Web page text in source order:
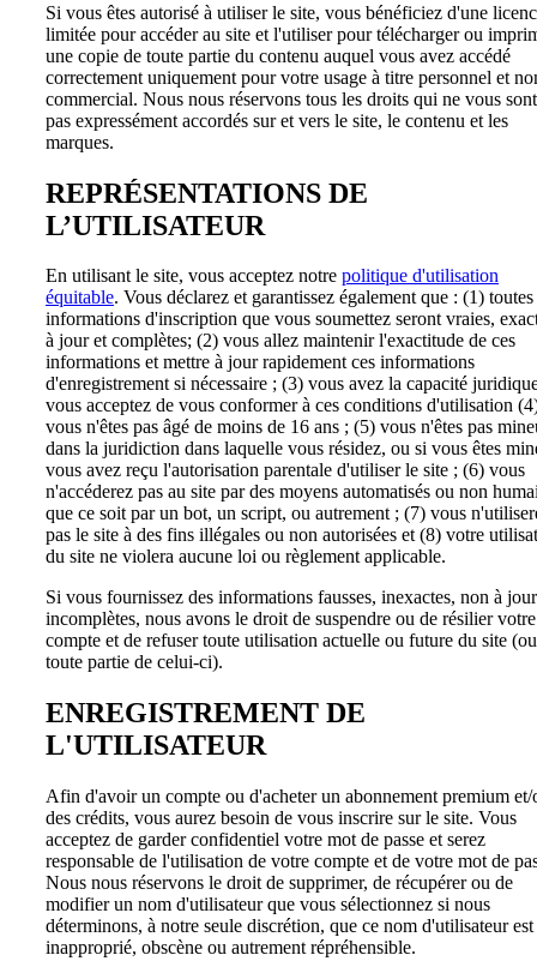
Si vous êtes autorisé à utiliser le site, vous bénéficiez d'une
limitée pour accéder au site et l'utiliser pour télécharger ou
une copie de toute partie du contenu auquel vous avez accédé
correctement uniquement pour votre usage à titre personnel et
commercial. Nous nous réservons tous les droits qui ne vous sont
pas expressément accordés sur et vers le site, le contenu et les
marques.
REPRÉSENTATIONS DE
L’UTILISATEUR
En utilisant le site, vous acceptez notre politique d'utilisation
équitable. Vous déclarez et garantissez également que : (1) toutes
informations d'inscription que vous soumettez seront vraies,
à jour et complètes; (2) vous allez maintenir l'exactitude de ces
informations et mettre à jour rapidement ces informations
d'enregistrement si nécessaire ; (3) vous avez la capacité
vous acceptez de vous conformer à ces conditions d'utilisation
vous n'êtes pas âgé de moins de 16 ans ; (5) vous n'êtes pas
dans la juridiction dans laquelle vous résidez, ou si vous êtes
vous avez reçu l'autorisation parentale d'utiliser le site ; (6) vous
n'accéderez pas au site par des moyens automatisés ou non
que ce soit par un bot, un script, ou autrement ; (7) vous
pas le site à des fins illégales ou non autorisées et (8) votre
du site ne violera aucune loi ou règlement applicable.
Si vous fournissez des informations fausses, inexactes, non à
incomplètes, nous avons le droit de suspendre ou de résilier votre
compte et de refuser toute utilisation actuelle ou future du site (ou
toute partie de celui-ci).
ENREGISTREMENT DE
L'UTILISATEUR
Afin d'avoir un compte ou d'acheter un abonnement premium et/
des crédits, vous aurez besoin de vous inscrire sur le site. Vous
acceptez de garder confidentiel votre mot de passe et serez
responsable de l'utilisation de votre compte et de votre mot de
Nous nous réservons le droit de supprimer, de récupérer ou de
modifier un nom d'utilisateur que vous sélectionnez si nous
déterminons, à notre seule discrétion, que ce nom d'utilisateur est
inapproprié, obscène ou autrement répréhensible.